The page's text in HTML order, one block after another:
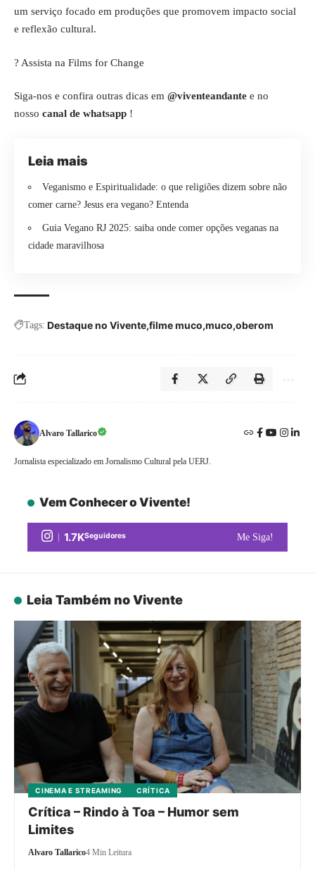
um serviço focado em produções que promovem impacto social
e reflexão cultural.
? Assista na Films for Change
Siga-nos e confira outras dicas em @viventeandante e no
nosso canal de whatsapp !
Leia mais
Veganismo e Espiritualidade: o que religiões dizem sobre não
comer carne? Jesus era vegano? Entenda
Guia Vegano RJ 2025: saiba onde comer opções veganas na
cidade maravilhosa
Tags: Destaque no Vivente filme muco muco oberom
Alvaro Tallarico
Jornalista especializado em Jornalismo Cultural pela UERJ.
Vem Conhecer o Vivente!
1.7KSeguidores Me Siga!
Leia Também no Vivente
CINEMA E STREAMING CRÍTICA
Crítica – Rindo à Toa – Humor sem
Limites
Alvaro Tallarico4 Min Leitura